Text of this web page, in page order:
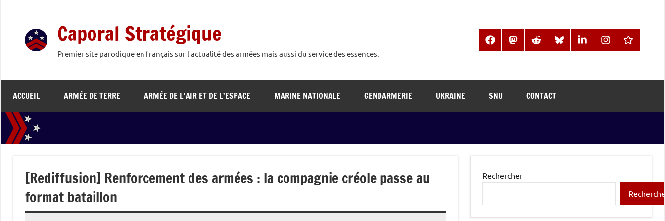
contenu
Caporal Stratégique
Premier site parodique en français sur l'actualité des armées mais aussi du service des essences.
FacebookMastodonReddit BlueSkyLinkedInInstagramThreads
ACCUEIL ARMÉE DE TERRE ARMÉE DE L’AIR ET DE L’ESPACE MARINE NATIONALE GENDARMERIE UKRAINE SNU CONTACT
[Rediffusion] Renforcement des armées : la compagnie créole passe au
format bataillon
Rechercher